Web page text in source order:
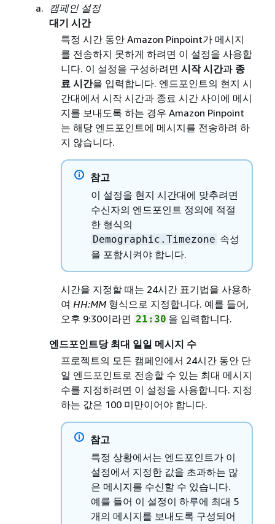
캠페인 설정
대기 시간
특정 시간 동안 Amazon Pinpoint가 메시지
를 전송하지 못하게 하려면 이 설정을 사용합
니다. 이 설정을 구성하려면 시작 시간과 종
료 시간을 입력합니다. 엔드포인트의 현지 시
간대에서 시작 시간과 종료 시간 사이에 메시
지를 보내도록 하는 경우 Amazon Pinpoint
는 해당 엔드포인트에 메시지를 전송하려 하
지 않습니다.
참고
이 설정을 현지 시간대에 맞추려면
수신자의 엔드포인트 정의에 적절
한 형식의
Demographic.Timezone 속성
을 포함시켜야 합니다.
시간을 지정할 때는 24시간 표기법을 사용하
여 HH:MM형식으로 지정합니다. 예를 들어,
오후 9:30이라면 21:30 을 입력합니다.
엔드포인트당 최대 일일 메시지 수
프로젝트의 모든 캠페인에서 24시간 동안 단
일 엔드포인트로 전송할 수 있는 최대 메시지
수를 지정하려면 이 설정을 사용합니다. 지정
하는 값은 100 미만이어야 합니다.
참고
특정 상황에서는 엔드포인트가 이
설정에서 지정한 값을 초과하는 많
은 메시지를 수신할 수 있습니다.
예를 들어 이 설정이 하루에 최대 5
개의 메시지를 보내도록 구성되어